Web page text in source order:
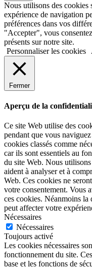
Nous utilisons des
expérience de navigation
préférences dans vos
"Accepter", vous
présents sur notre site.
Personnaliser les cookies
Fermer
Aperçu de la
Ce site Web utilise des
pendant que vous
cookies classés comme
car ils sont essentiels au
du site Web. Nous
aident à analyser et à
Web. Ces cookies ne
votre consentement. Vous
ces cookies. Néanmoins la
peut affecter votre
Nécessaires
Nécessaires
Toujours activé
Les cookies nécessaires
fonctionnement du site.
base et les fonctions de